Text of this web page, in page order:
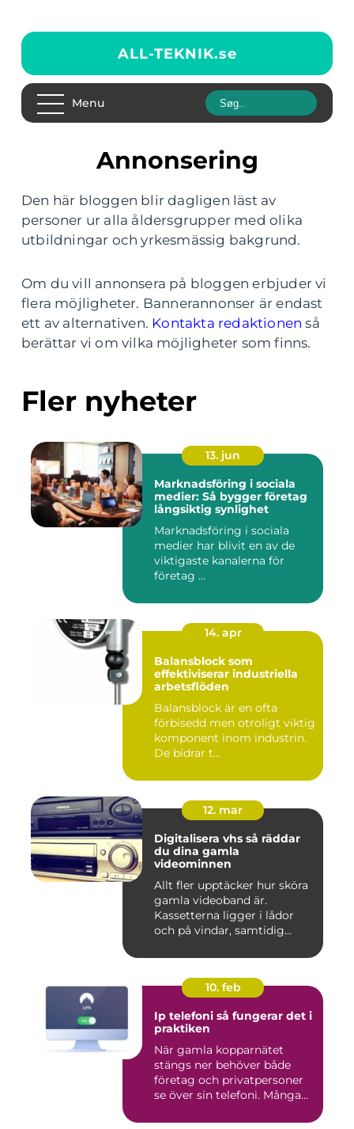
ALL-TEKNIK.se
Menu
Annonsering
Den här bloggen blir dagligen läst av
personer ur alla åldersgrupper med olika
utbildningar och yrkesmässig bakgrund.
Om du vill annonsera på bloggen erbjuder vi
flera möjligheter. Bannerannonser är endast
ett av alternativen. Kontakta redaktionen så
berättar vi om vilka möjligheter som finns.
Fler nyheter
13. jun
Marknadsföring i sociala
medier: Så bygger företag
långsiktig synlighet
Marknadsföring i sociala
medier har blivit en av de
viktigaste kanalerna för
företag ...
14. apr
Balansblock som
effektiviserar industriella
arbetsflöden
Balansblock är en ofta
förbisedd men otroligt viktig
komponent inom industrin.
De bidrar t...
12. mar
Digitalisera vhs så räddar
du dina gamla
videominnen
Allt fler upptäcker hur sköra
gamla videoband är.
Kassetterna ligger i lådor
och på vindar, samtidig...
10. feb
Ip telefoni så fungerar det i
praktiken
När gamla kopparnätet
stängs ner behöver både
företag och privatpersoner
se över sin telefoni. Många...